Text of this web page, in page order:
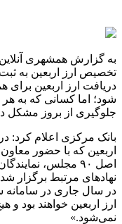
به گزارش همشهری
تخصیص ارز اربعین به
دریافت ارز اربعین برای
شود؛ اما کسانی که به هر
جلوگیری از بروز مشکل
اربعین که با حضور
اصل ۹۰ مجلس،
نهادهای مرتبط برگزار
در سال جاری در سامانه
ارز اربعین خواهند بود و
نمی‌شود.»